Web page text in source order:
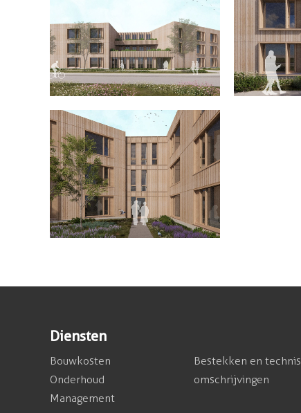
Diensten
Bouwkosten
Onderhoud
Management
Bestekken en
omschrijvingen